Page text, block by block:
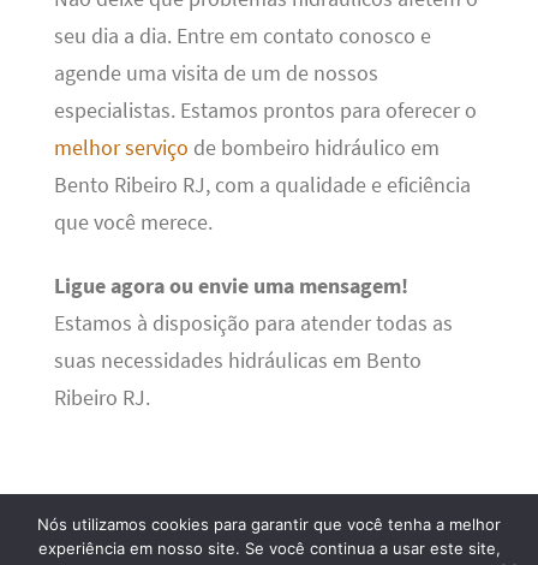
seu dia a dia. Entre em contato conosco e
agende uma visita de um de nossos
especialistas. Estamos prontos para oferecer o
melhor serviço de bombeiro hidráulico em
Bento Ribeiro RJ, com a qualidade e eficiência
que você merece.
Ligue agora ou envie uma mensagem!
Estamos à disposição para atender todas as
suas necessidades hidráulicas em Bento
Ribeiro RJ.
Nós utilizamos cookies para garantir que você tenha a melhor
experiência em nosso site. Se você continua a usar este site,